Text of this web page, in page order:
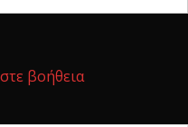
βοήθεια